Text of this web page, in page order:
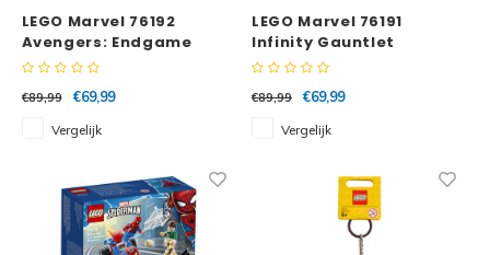
LEGO Marvel 76192
Avengers: Endgame
Final Battle
€89,99
€69,99
Vergelijk
LEGO Marvel 76191
Infinity Gauntlet
€89,99
€69,99
Vergelijk